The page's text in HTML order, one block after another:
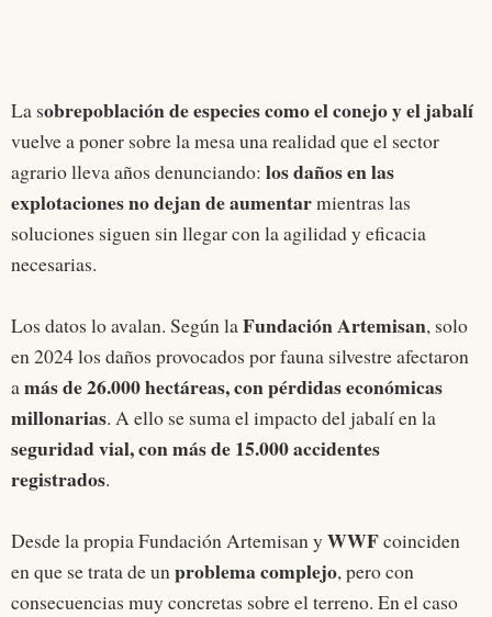
La sobrepoblación de especies como el conejo y el jabalí
vuelve a poner sobre la mesa una realidad que el sector
agrario lleva años denunciando: los daños en las
explotaciones no dejan de aumentarmientras las
soluciones siguen sin llegar con la agilidad y eficacia
necesarias.
Los datos lo avalan. Según laFundación Artemisan, solo
en 2024 los daños provocados por fauna silvestre afectaron
amás de 26.000 hectáreas, con pérdidas económicas
millonarias. A ello se suma el impacto del jabalí en la
seguridad vial, con más de 15.000 accidentes
registrados.
Desde la propia Fundación Artemisan yWWFcoinciden
en que se trata de unproblema complejo, pero con
consecuencias muy concretas sobre el terreno. En el caso